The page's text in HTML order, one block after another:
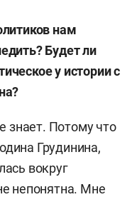
нам
Будет ли
у истории с
знает. Потому что
Грудинина,
вокруг
непонятна. Мне